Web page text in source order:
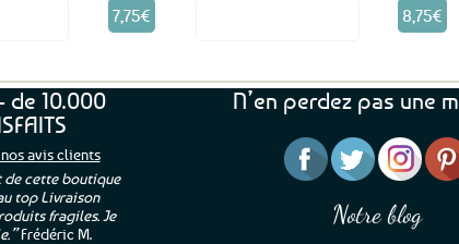
7,75€ 8,75€
de 10.000
avis clients
de cette boutique
top Livraison
fragiles. Je
Frédéric M.
“Une boutique que je recommande pour
leur sérieux, des bons et beaux produits
et une équipe à l’écoute :-)”Patricia M.
N’en perdez pas une
Notre blog